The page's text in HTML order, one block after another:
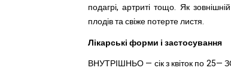
подагрі, артриті тощо. Як
плодів та свіже потерте листя.
Лікарські форми і застосування
ВНУТРІШНЬО — сік з квіток по 25—